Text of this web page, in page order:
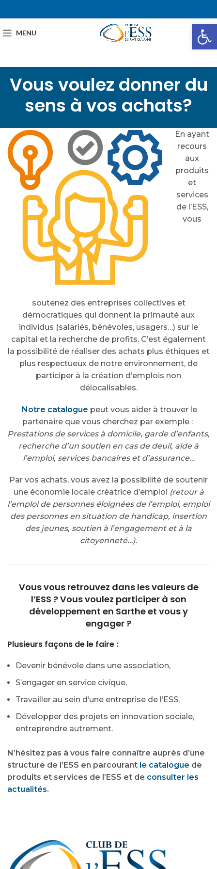
MENU
Vous voulez donner du
sens à vos achats?
En ayant
recours
aux
produits
et
services
de l’ESS,
vous
soutenez des entreprises collectives et
démocratiques qui donnent la primauté aux
individus (salariés, bénévoles, usagers…) sur le
capital et la recherche de profits. C’est également
la possibilité de réaliser des achats plus éthiques et
plus respectueux de notre environnement, de
participer à la création d’emplois non
délocalisables.
Notre catalogue peut vous aider à trouver le
partenaire que vous cherchez par exemple :
Prestations de services à domicile, garde d’enfants,
recherche d’un soutien en cas de deuil, aide à
l’emploi, services bancaires et d’assurance…
Par vos achats, vous avez la possibilité de soutenir
une économie locale créatrice d’emploi (retour à
l’emploi de personnes éloignées de l’emploi, emploi
des personnes en situation de handicap, insertion
des jeunes, soutien à l’engagement et à la
citoyenneté…).
Vous vous retrouvez dans les valeurs de
l’ESS ? Vous voulez participer à son
développement en Sarthe et vous y
engager ?
Plusieurs façons de le faire :
Devenir bénévole dans une association,
S’engager en service civique,
Travailler au sein d’une entreprise de l’ESS,
Développer des projets en innovation sociale,
entreprendre autrement.
N’hésitez pas à vous faire connaître auprès d’une
structure de l’ESS en parcourant le catalogue de
produits et services de l’ESS et de consulter les
actualités.